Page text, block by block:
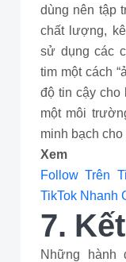
dùng nên tập
chất lượng,
sử dụng các
tim một cách
độ tin cậy cho
một môi
minh bạch
Follow Trên
TikTok Nhanh
7.
Những hành